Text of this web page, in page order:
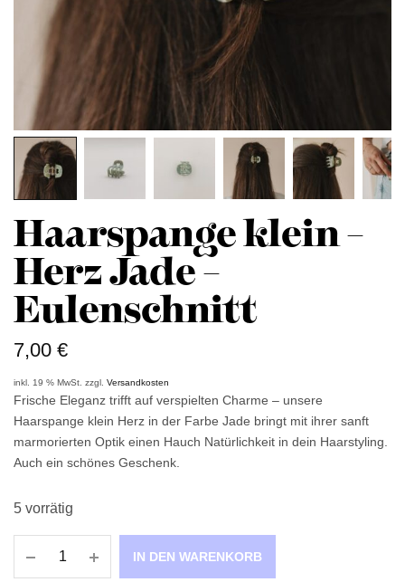
Haarspange klein –
Herz Jade –
Eulenschnitt
7,00€
inkl. 19 % MwSt. zzgl.Versandkosten
Frische Eleganz trifft auf verspielten Charme – unsere
Haarspange klein Herz in der Farbe Jade bringt mit ihrer sanft
marmorierten Optik einen Hauch Natürlichkeit in dein Haarstyling.
Auch ein schönes Geschenk.
5 vorrätig
IN DEN WARENKORB